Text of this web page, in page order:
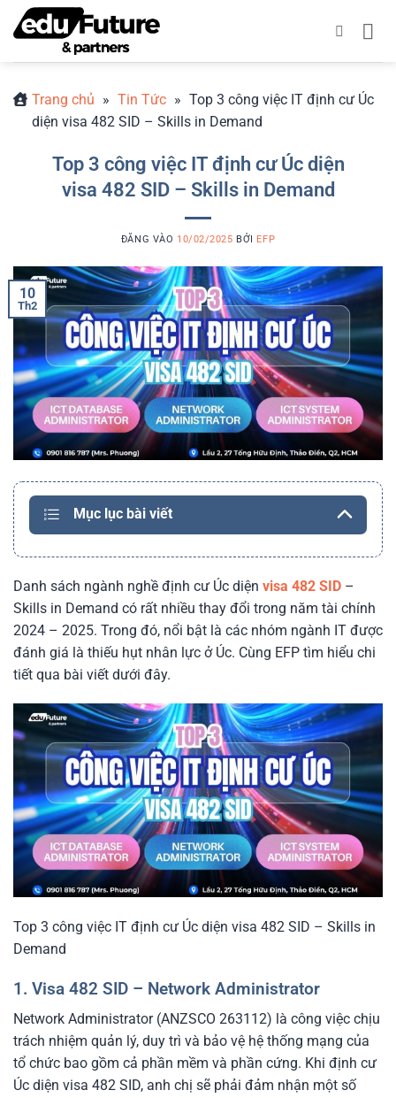
qua
Trang chủ » Tin Tức » Top 3 công việc IT định cư Úc
diện visa 482 SID – Skills in Demand
Top 3 công việc IT định cư Úc diện
visa 482 SID – Skills in Demand
ĐĂNG VÀO 10/02/2025 BỞI EFP
10
Th2
Mục lục bài viết
Danh sách ngành nghề định cư Úc diện visa 482 SID –
Skills in Demand có rất nhiều thay đổi trong năm tài chính
2024 – 2025. Trong đó, nổi bật là các nhóm ngành IT được
đánh giá là thiếu hụt nhân lực ở Úc. Cùng EFP tìm hiểu chi
tiết qua bài viết dưới đây.
Top 3 công việc IT định cư Úc diện visa 482 SID – Skills in
Demand
1. Visa 482 SID – Network Administrator
Network Administrator (ANZSCO 263112) là công việc chịu
trách nhiệm quản lý, duy trì và bảo vệ hệ thống mạng của
tổ chức bao gồm cả phần mềm và phần cứng. Khi định cư
Úc diện visa 482 SID, anh chị sẽ phải đảm nhận một số